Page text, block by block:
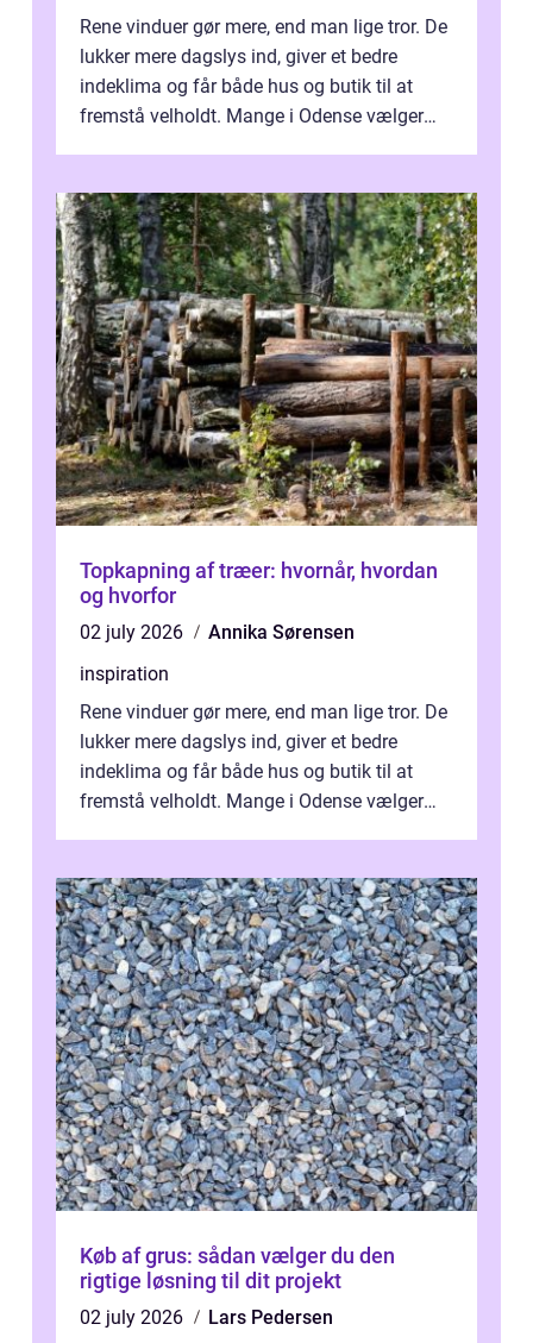
Rene vinduer gør mere, end man lige tror. De
lukker mere dagslys ind, giver et bedre
indeklima og får både hus og butik til at
fremstå velholdt. Mange i Odense vælger
Topkapning af træer: hvornår, hvordan
og hvorfor
02 july 2026
Annika Sørensen
inspiration
Rene vinduer gør mere, end man lige tror. De
lukker mere dagslys ind, giver et bedre
indeklima og får både hus og butik til at
fremstå velholdt. Mange i Odense vælger
Køb af grus: sådan vælger du den
rigtige løsning til dit projekt
02 july 2026
Lars Pedersen